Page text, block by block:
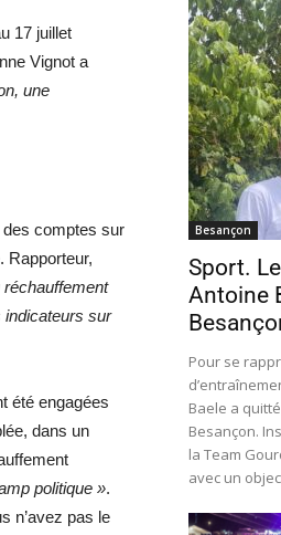
17 juillet
Vignot a
une
des comptes sur
Rapporteur,
indicateurs sur
été engagées
dans un
politique ».
n’avez pas le
Besançon
Sport.
Antoine
Pour se
Baele a
Besançon.
la Team
avec un